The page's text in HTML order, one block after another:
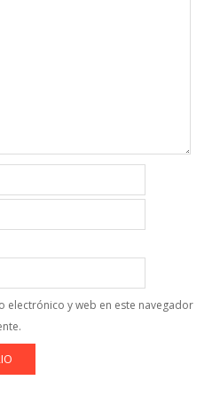
electrónico y web en este navegador